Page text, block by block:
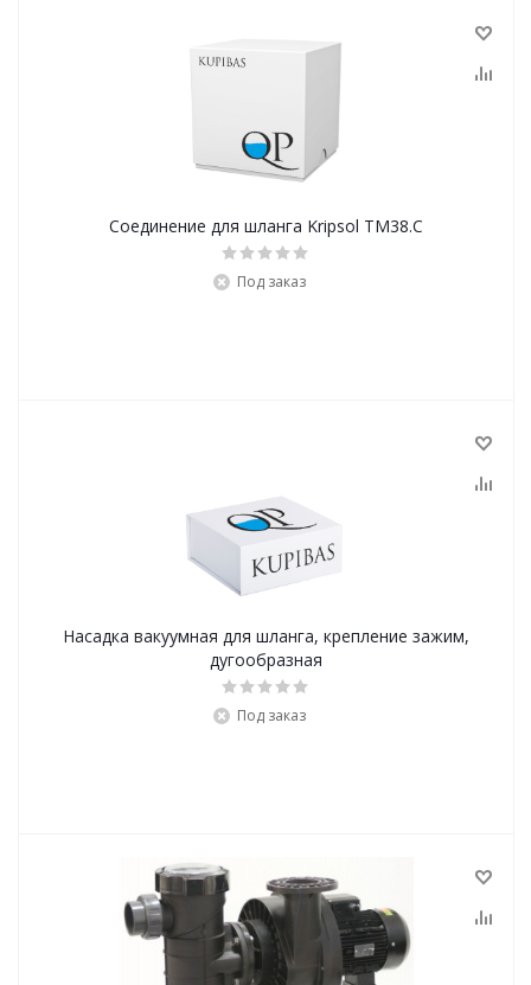
Соединение для шланга Kripsol TM38.C
Под заказ
Насадка вакуумная для шланга, крепление зажим,
дугообразная
Под заказ